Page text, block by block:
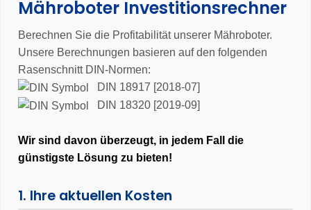
Anwendungen
Mähroboter Investitionsrechner
Berechnen Sie die Profitabilität unserer Mähroboter.
Unsere Berechnungen basieren auf den folgenden
Rasenschnitt DIN-Normen:
DIN 18917 [2018-07]
DIN 18320 [2019-09]
Wir sind davon überzeugt, in jedem Fall die
günstigste Lösung zu bieten!
1. Ihre aktuellen Kosten